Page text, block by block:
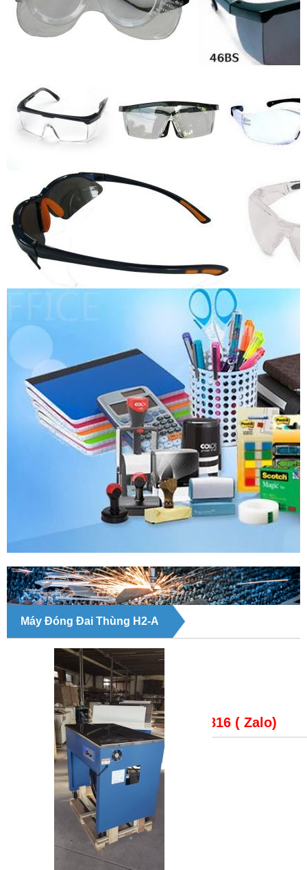
Máy Đóng Đai Thùng H2-A
Giá bán: CALL: 0979148816 ( Zalo)
Trạng thái: Máy đóng đai thùng H2-A
Máy đóng đai thùng H2-A
Model:H2-A
Kích thước:85×58×86 cm